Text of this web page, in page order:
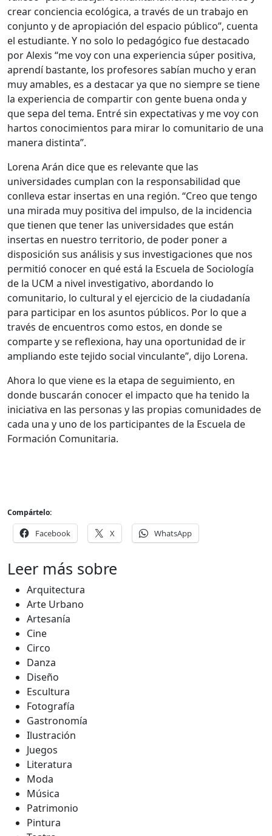
crear conciencia ecológica, a través de un trabajo en
conjunto y de apropiación del espacio público”, cuenta
el estudiante. Y no solo lo pedagógico fue destacado
por Alexis “me voy con una experiencia súper positiva,
aprendí bastante, los profesores sabían mucho y eran
muy amables, es a destacar ya que no siempre se tiene
la experiencia de compartir con gente buena onda y
que sepa del tema. Entré sin expectativas y me voy con
hartos conocimientos para mirar lo comunitario de una
manera distinta”.
Lorena Arán dice que es relevante que las
universidades cumplan con la responsabilidad que
conlleva estar insertas en una región. “Creo que tengo
una mirada muy positiva del impulso, de la incidencia
que tienen que tener las universidades que están
insertas en nuestro territorio, de poder poner a
disposición sus análisis y sus investigaciones que nos
permitió conocer en qué está la Escuela de Sociología
de la UCM a nivel investigativo, abordando lo
comunitario, lo cultural y el ejercicio de la ciudadanía
para participar en los asuntos públicos. Por lo que a
través de encuentros como estos, en donde se
comparte y se reflexiona, hay una oportunidad de ir
ampliando este tejido social vinculante”, dijo Lorena.
Ahora lo que viene es la etapa de seguimiento, en
donde buscarán conocer el impacto que ha tenido la
iniciativa en las personas y las propias comunidades de
cada una y uno de los participantes de la Escuela de
Formación Comunitaria.
Compártelo:
Facebook X WhatsApp
Leer más sobre
Arquitectura
Arte Urbano
Artesanía
Cine
Circo
Danza
Diseño
Escultura
Fotografía
Gastronomía
Ilustración
Juegos
Literatura
Moda
Música
Patrimonio
Pintura